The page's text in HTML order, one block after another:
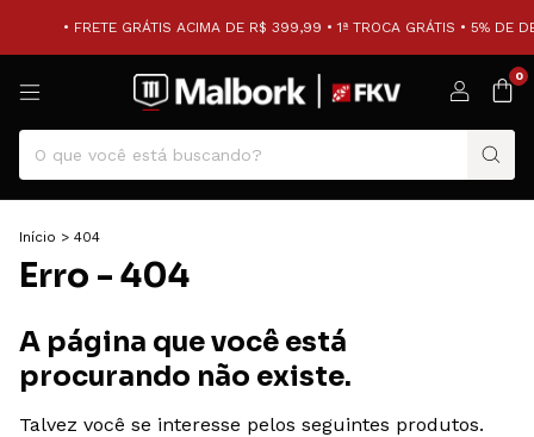
• FRETE GRÁTIS ACIMA DE R$ 399,99 • 1ª TROCA GRÁTIS • 5% DE
0
Início > 404
Erro - 404
A página que você está
procurando não existe.
Talvez você se interesse pelos seguintes produtos.